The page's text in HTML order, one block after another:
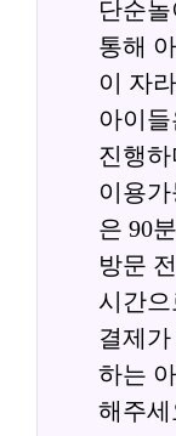
단순
통해
이 자
아이
진행
이용
은 90
방문
시간
결제
하는
해주세